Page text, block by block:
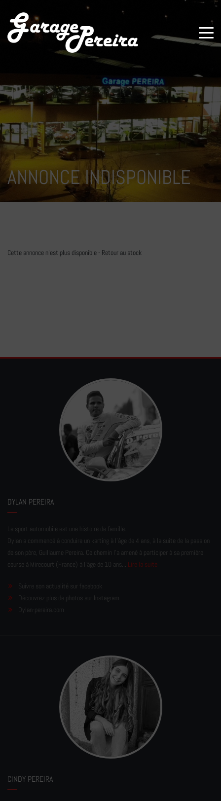
ANNONCE INDISPONIBLE
Cette annonce n'est plus disponible - Retour au stock
DYLAN PEREIRA
Le sport automobile est une histoire de famille.
Dylan a commencé à conduire un karting à l’âge de 4 ans, à la suite de la passion
de son père, Guillaume Pereira. Ce chemin l'a amené à participer à sa première
course à Mirecourt (France) à l'âge de 10 ans... Lire la suite
Suivre son actualité sur facebook
Découvrez plus de photos sur Instagram
Dylan-pereira.com
CINDY PEREIRA
Paramètres avancés des cookies